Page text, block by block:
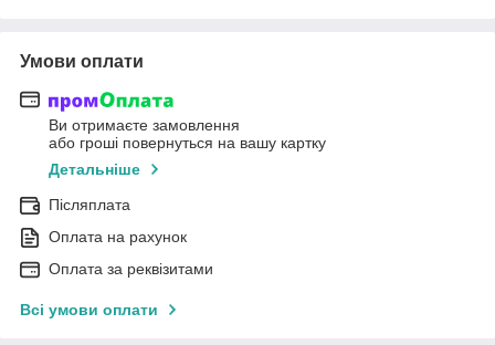
Умови оплати
Ви отримаєте замовлення
або гроші повернуться на вашу картку
Детальніше
Післяплата
Оплата на рахунок
Оплата за реквізитами
Всі умови оплати